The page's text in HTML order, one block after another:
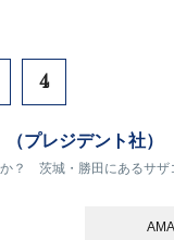
4
プレジデント社）
？ 茨城・勝田にあるサザ